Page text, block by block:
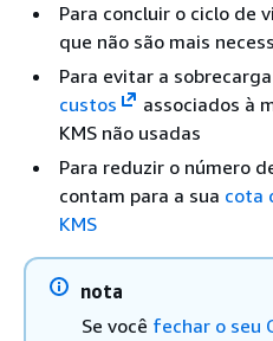
Para concluir o ciclo de
que não são mais
Para evitar a
custos
associados à
KMS não usadas
Para reduzir o número
contam para a sua cota
KMS
nota
Se você fechar o seu